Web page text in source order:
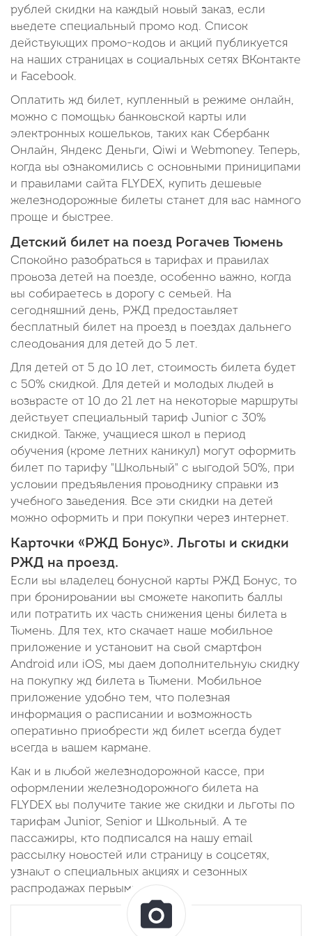
рублей скидки на каждый новый заказ, если
введете специальный промо код. Список
действующих промо-кодов и акций публикуется
на наших страницах в социальных сетях ВКонтакте
и Facebook.
Оплатить жд билет, купленный в режиме онлайн,
можно с помощью банковской карты или
электронных кошельков, таких как Сбербанк
Онлайн, Яндекс Деньги, Qiwi и Webmoney. Теперь,
когда вы ознакомились с основными приниципами
и правилами сайта FLYDEX, купить дешевые
железнодорожные билеты станет для вас намного
проще и быстрее.
Детский билет на поезд Рогачев Тюмень
Спокойно разобраться в тарифах и правилах
провоза детей на поезде, особенно важно, когда
вы собираетесь в дорогу с семьей. На
сегодняшний день, РЖД предоставляет
бесплатный билет на проезд в поездах дальнего
слеодования для детей до 5 лет.
Для детей от 5 до 10 лет, стоимость билета будет
с 50% скидкой. Для детей и молодых людей в
возврасте от 10 до 21 лет на некоторые маршруты
действует специальный тариф Junior c 30%
скидкой. Также, учащиеся школ в период
обучения (кроме летних каникул) могут оформить
билет по тарифу "Школьный" с выгодой 50%, при
условии предъявления проводнику справки из
учебного заведения. Все эти скидки на детей
можно оформить и при покупки через интернет.
Карточки «РЖД Бонус». Льготы и скидки
РЖД на проезд.
Если вы владелец бонусной карты РЖД Бонус, то
при бронировании вы сможете накопить баллы
или потратить их часть снижения цены билета в
Тюмень. Для тех, кто скачает наше мобильное
приложение и установит на свой смартфон
Android или iOS, мы даем дополнительную скидку
на покупку жд билета в Тюмени. Мобильное
приложение удобно тем, что полезная
информация о расписании и возможность
оперативно приобрести жд билет всегда будет
всегда в вашем кармане.
Как и в любой железнодорожной кассе, при
оформлении железнодорожного билета на
FLYDEX вы получите такие же скидки и льготы по
тарифам Junior, Senior и Школьный. А те
пассажиры, кто подписался на нашу email
рассылку новостей или страницу в соцсетях,
узнают о специальных акциях и сезонных
распродажах первыми.